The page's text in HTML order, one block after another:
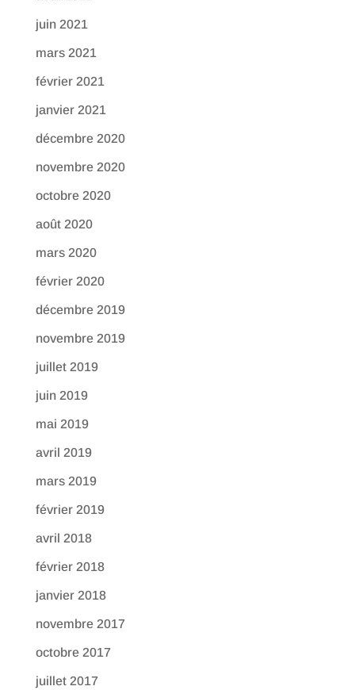
juin 2021
mars 2021
février 2021
janvier 2021
décembre 2020
novembre 2020
octobre 2020
août 2020
mars 2020
février 2020
décembre 2019
novembre 2019
juillet 2019
juin 2019
mai 2019
avril 2019
mars 2019
février 2019
avril 2018
février 2018
janvier 2018
novembre 2017
octobre 2017
juillet 2017